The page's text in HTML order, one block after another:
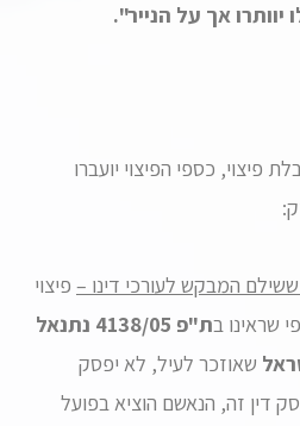
אך על הנייר".
פיצוי, כספי הפיצוי יועברו
המבקש לעורכי דינו – פיצוי
שראינו ב
ת"פ 4138/05 נתנאל
שאוזכר לעיל, לא יפסק
דין זה, הנאשם הוציא בפועל